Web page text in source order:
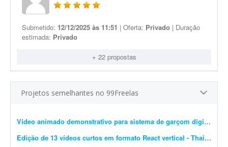
Submetido: 12/12/2025 às 11:51 | Oferta: Privado | Duração
estimada: Privado
+ 22 propostas
Projetos semelhantes no 99Freelas
Vídeo animado demonstrativo para sistema de garçom digital
Edição de 13 vídeos curtos em formato React vertical - Thais D.